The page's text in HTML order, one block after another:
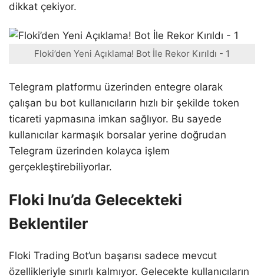
dikkat çekiyor.
Floki’den Yeni Açıklama! Bot İle Rekor Kırıldı - 1
Telegram platformu üzerinden entegre olarak
çalışan bu bot kullanıcıların hızlı bir şekilde token
ticareti yapmasına imkan sağlıyor. Bu sayede
kullanıcılar karmaşık borsalar yerine doğrudan
Telegram üzerinden kolayca işlem
gerçekleştirebiliyorlar.
Floki Inu’da Gelecekteki
Beklentiler
Floki Trading Bot’un başarısı sadece mevcut
özellikleriyle sınırlı kalmıyor. Gelecekte kullanıcıların